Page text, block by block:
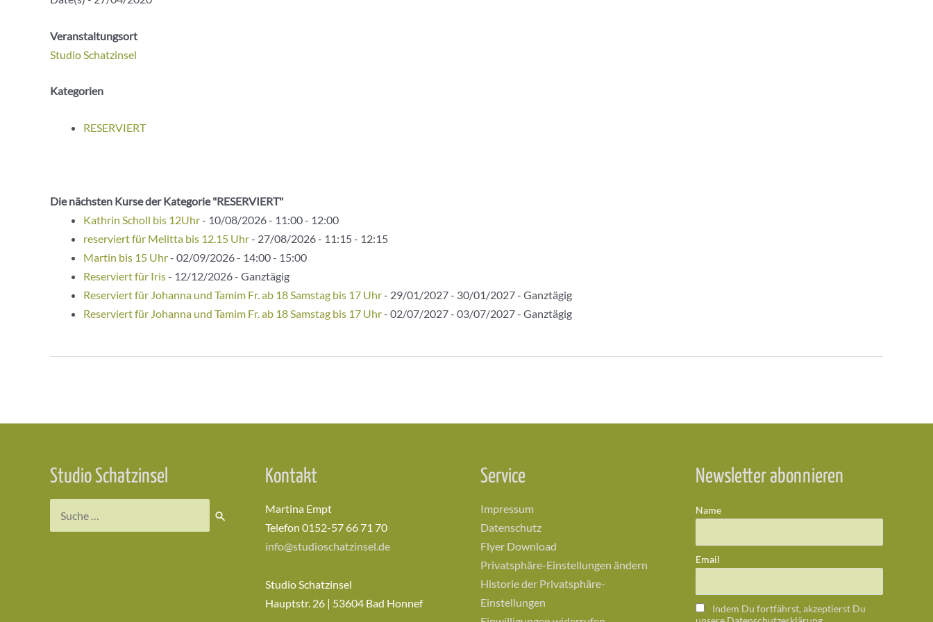
Veranstaltungsort
Studio Schatzinsel
Kategorien
RESERVIERT
Die nächsten Kurse der Kategorie "RESERVIERT"
Kathrin Scholl bis 12Uhr- 10/08/2026 - 11:00 - 12:00
reserviert für Melitta bis 12.15 Uhr- 27/08/2026 - 11:15 - 12:15
Martin bis 15 Uhr- 02/09/2026 - 14:00 - 15:00
Reserviert für Iris- 12/12/2026 - Ganztägig
Reserviert für Johanna und Tamim Fr. ab 18 Samstag bis 17 Uhr- 29/01/2027 - 30/01/2027 - Ganztägig
Reserviert für Johanna und Tamim Fr. ab 18 Samstag bis 17 Uhr- 02/07/2027 - 03/07/2027 - Ganztägig
Studio Schatzinsel Kontakt
Martina Empt
Telefon 0152-57 66 71 70
info@studioschatzinsel.de
Studio Schatzinsel
Hauptstr. 26 | 53604 Bad Honnef
Service
Impressum
Datenschutz
Flyer Download
Privatsphäre-Einstellungen ändern
Historie der Privatsphäre-
Einstellungen
Newsletter abonnieren
Name
Email
Indem Du fortfährst, akzeptierst Du